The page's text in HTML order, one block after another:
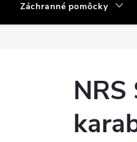
Záchranné pomôcky